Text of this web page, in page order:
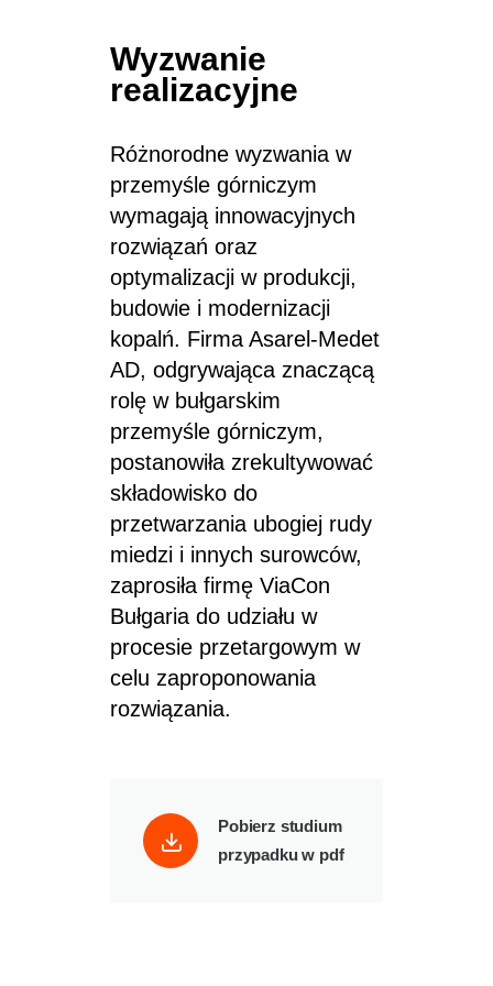
Wyzwanie
realizacyjne
Różnorodne wyzwania w
przemyśle górniczym
wymagają innowacyjnych
rozwiązań oraz
optymalizacji w produkcji,
budowie i modernizacji
kopalń. Firma Asarel-Medet
AD, odgrywająca znaczącą
rolę w bułgarskim
przemyśle górniczym,
postanowiła zrekultywować
składowisko do
przetwarzania ubogiej rudy
miedzi i innych surowców,
zaprosiła firmę ViaCon
Bułgaria do udziału w
procesie przetargowym w
celu zaproponowania
rozwiązania.
Pobierz studium
przypadku w pdf